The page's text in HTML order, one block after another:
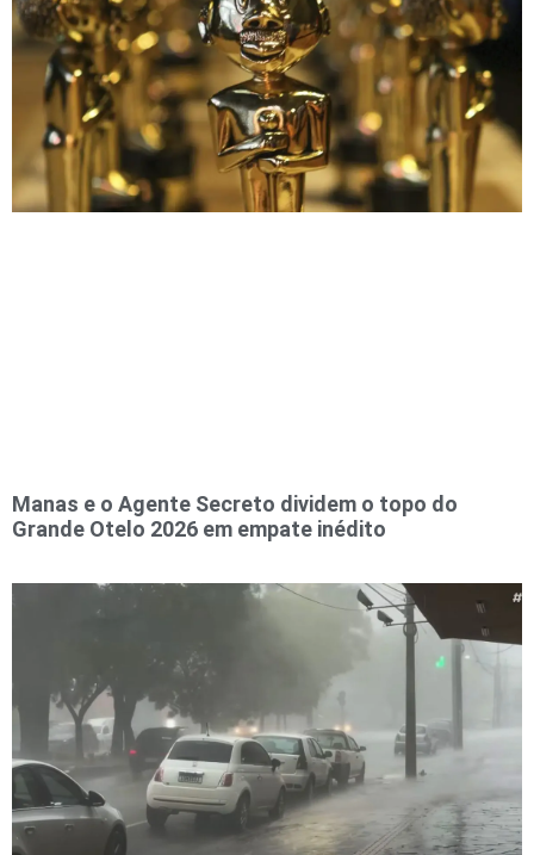
Manas e o Agente Secreto dividem o topo do
Grande Otelo 2026 em empate inédito